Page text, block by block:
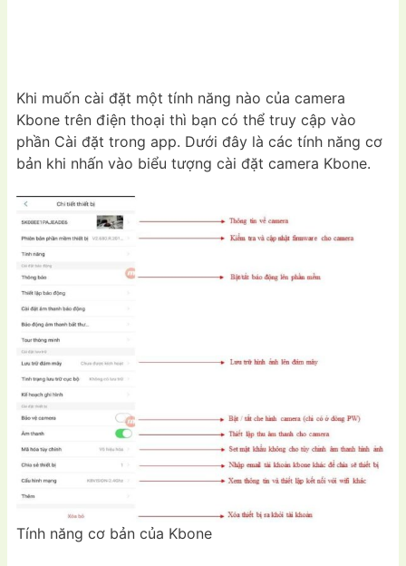
Khi muốn cài đặt một tính năng nào của camera
Kbone trên điện thoại thì bạn có thể truy cập vào
phần Cài đặt trong app. Dưới đây là các tính năng cơ
bản khi nhấn vào biểu tượng cài đặt camera Kbone.
Tính năng cơ bản của Kbone